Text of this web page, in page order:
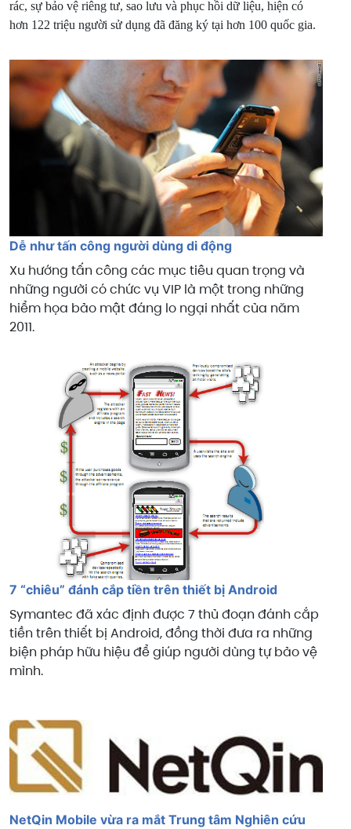
rác, sự bảo vệ riêng tư, sao lưu và phục hồi dữ liệu, hiện có
hơn 122 triệu người sử dụng đã đăng ký tại hơn 100 quốc gia.
Dễ như tấn công người dùng di động
Xu hướng tấn công các mục tiêu quan trọng và
những người có chức vụ VIP là một trong những
hiểm họa bảo mật đáng lo ngại nhất của năm
2011.
7 “chiêu” đánh cắp tiền trên thiết bị Android
Symantec đã xác định được 7 thủ đoạn đánh cắp
tiền trên thiết bị Android, đồng thời đưa ra những
biện pháp hữu hiệu để giúp người dùng tự bảo vệ
mình.
NetQin Mobile vừa ra mắt Trung tâm Nghiên cứu